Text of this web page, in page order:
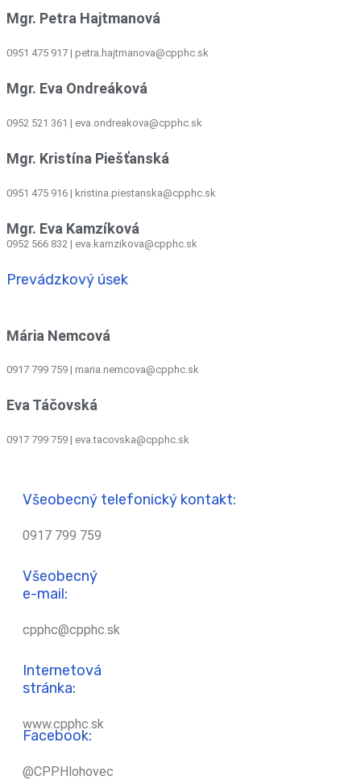
Mgr. Petra Hajtmanová
0951 475 917 | petra.hajtmanova@cpphc.sk
Mgr. Eva Ondreáková
0952 521 361 | eva.ondreakova@cpphc.sk
Mgr. Kristína Piešťanská
0951 475 916 | kristina.piestanska@cpphc.sk
Mgr. Eva Kamzíková
0952 566 832 | eva.kamzikova@cpphc.sk
Prevádzkový úsek
Mária Nemcová
0917 799 759 | maria.nemcova@cpphc.sk
Eva Táčovská
0917 799 759 | eva.tacovska@cpphc.sk
Všeobecný telefonický kontakt:
0917 799 759
Všeobecný
e-mail:
cpphc@cpphc.sk
Internetová
stránka:
www.cpphc.sk
Facebook:
@CPPHlohovec